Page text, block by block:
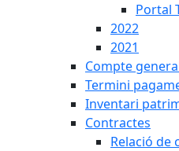
Portal
2022
2021
Compte
Termini
Inventari
Contractes
Relació de